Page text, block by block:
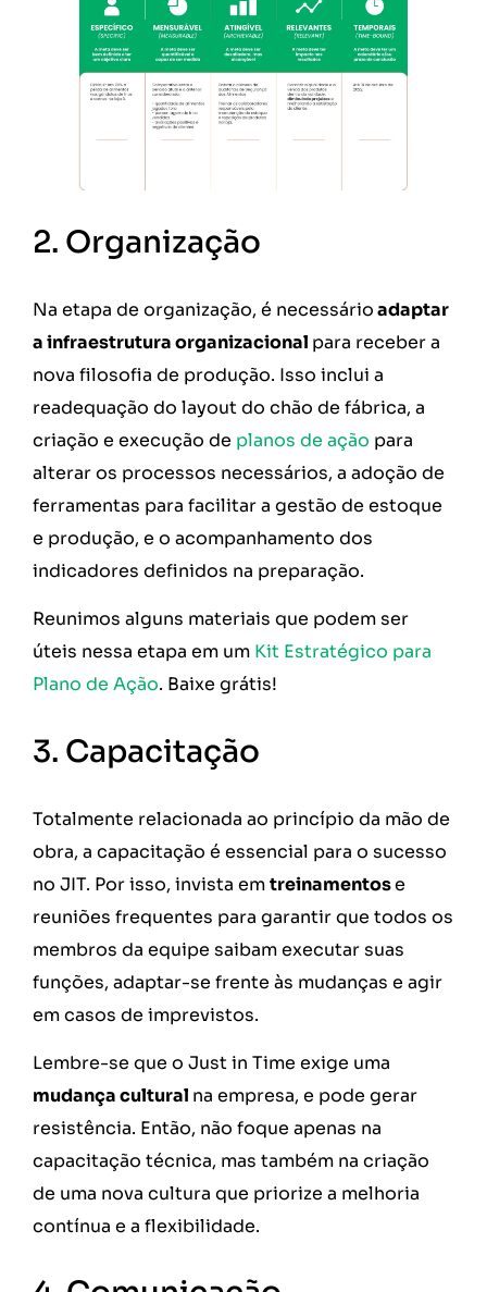
2. Organização
Na etapa de organização, é necessárioadaptar
a infraestrutura organizacional para receber a
nova filosofia de produção. Isso inclui a
readequação do layout do chão de fábrica, a
criação e execução de planos de ação para
alterar os processos necessários, a adoção de
ferramentas para facilitar a gestão de estoque
e produção, e o acompanhamento dos
indicadores definidos na preparação.
Reunimos alguns materiais que podem ser
úteis nessa etapa em um Kit Estratégico para
Plano de Ação. Baixe grátis!
3. Capacitação
Totalmente relacionada ao princípio da mão de
obra, a capacitação é essencial para o sucesso
no JIT. Por isso, invista emtreinamentose
reuniões frequentes para garantir que todos os
membros da equipe saibam executar suas
funções, adaptar-se frente às mudanças e agir
em casos de imprevistos.
Lembre-se que o Just in Time exige uma
mudança cultural na empresa, e pode gerar
resistência. Então, não foque apenas na
capacitação técnica, mas também na criação
de uma nova cultura que priorize a melhoria
contínua e a flexibilidade.